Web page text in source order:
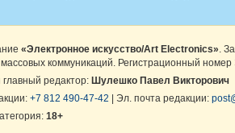
«Электронное искусство/Art Electronics» .
массовых коммуникаций. Регистрационный
редактор: Шулешко Павел Викторович
+7 812 490-47-42 | Эл. почта редакции:
18+